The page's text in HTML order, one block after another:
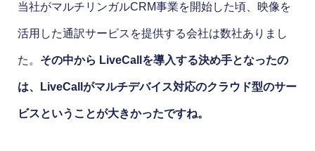
当社がマルチリンガルCRM事業を開始した頃、映像を
活用した通訳サービスを提供する会社は数社ありまし
た。 その中から LiveCallを導入する決め手となったの
は、LiveCallがマルチデバイス対応のクラウド型のサー
ビスということが大きかったですね。